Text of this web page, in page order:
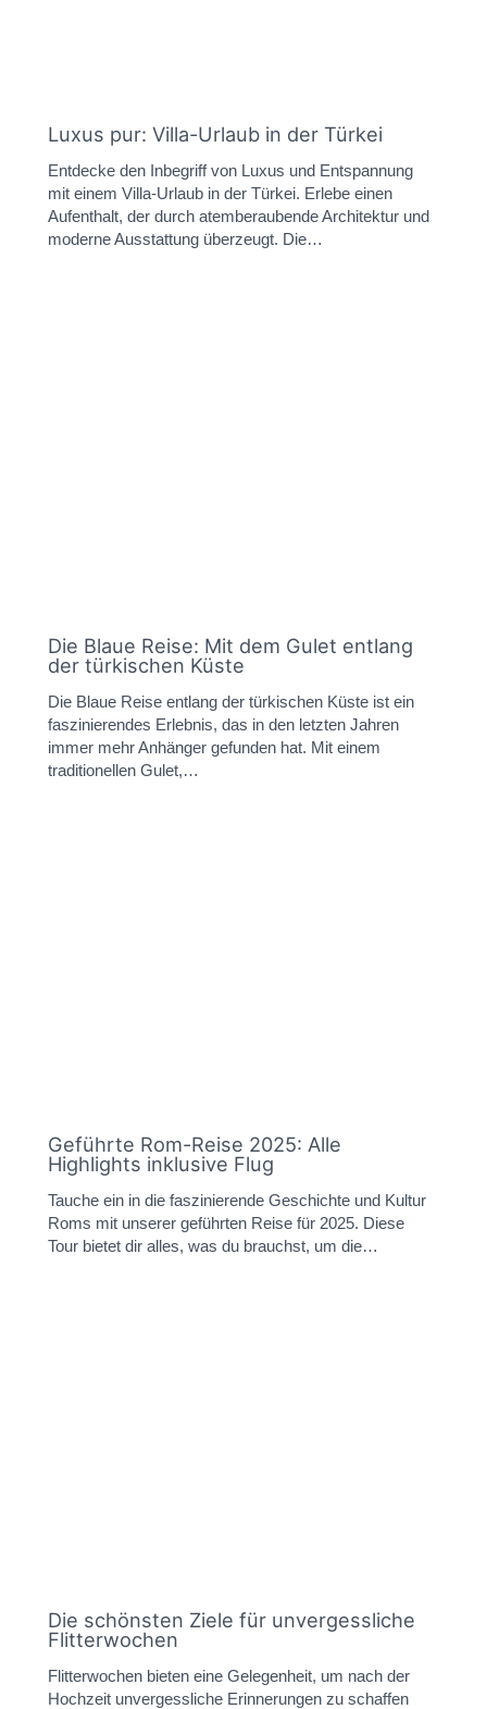
Luxus pur: Villa-Urlaub in der Türkei
Entdecke den Inbegriff von Luxus und Entspannung
mit einem Villa-Urlaub in der Türkei. Erlebe einen
Aufenthalt, der durch atemberaubende Architektur und
moderne Ausstattung überzeugt. Die…
Die Blaue Reise: Mit dem Gulet entlang
der türkischen Küste
Die Blaue Reise entlang der türkischen Küste ist ein
faszinierendes Erlebnis, das in den letzten Jahren
immer mehr Anhänger gefunden hat. Mit einem
traditionellen Gulet,…
Geführte Rom-Reise 2025: Alle
Highlights inklusive Flug
Tauche ein in die faszinierende Geschichte und Kultur
Roms mit unserer geführten Reise für 2025. Diese
Tour bietet dir alles, was du brauchst, um die…
Die schönsten Ziele für unvergessliche
Flitterwochen
Flitterwochen bieten eine Gelegenheit, um nach der
Hochzeit unvergessliche Erinnerungen zu schaffen